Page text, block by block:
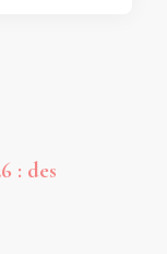
: des